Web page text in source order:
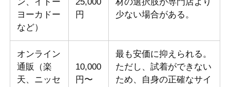
ヨーカドー
など）
円
少ない場合がある。
オンライン
通販（楽
天、ニッセ
10,000
円〜
最も安価に抑えられる。
ただし、試着ができない
ため、自身の正確なサイ